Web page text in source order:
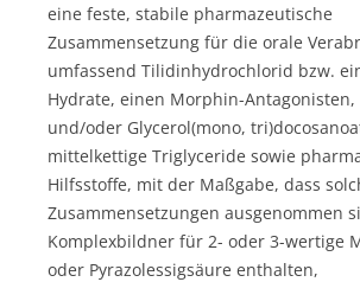
eine feste, stabile pharmazeutische
Zusammensetzung für die orale
umfassend Tilidinhydrochlorid bzw.
Hydrate, einen Morphin-Antagonisten,
und/oder Glycerol(mono,
mittelkettige Triglyceride sowie
Hilfsstoffe, mit der Maßgabe, dass
Zusammensetzungen ausgenommen
Komplexbildner für 2- oder 3-wertige
oder Pyrazolessigsäure enthalten,